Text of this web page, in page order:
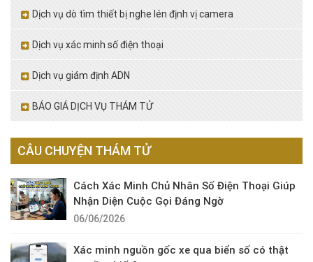
Dịch vụ dò tìm thiết bị nghe lén định vị camera
Dịch vụ xác minh số điện thoại
Dịch vụ giám định ADN
BÁO GIÁ DỊCH VỤ THÁM TỬ
CÂU CHUYỆN THÁM TỬ
Cách Xác Minh Chủ Nhân Số Điện Thoại Giúp
Nhận Diện Cuộc Gọi Đáng Ngờ
06/06/2026
Xác minh nguồn gốc xe qua biển số có thật